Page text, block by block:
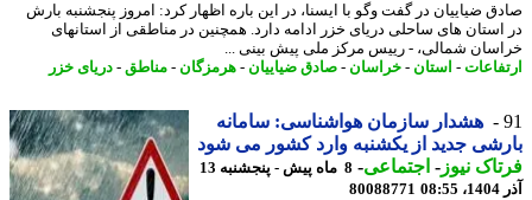
ضیاییان در گفت وگو با ایسنا، در این باره اظهار کرد: امروز پنجشنبه بارش
های ساحلی دریای خزر ادامه دارد. همچنین در مناطقی از استانهای
شمالی، - رییس مرکز ملی پیش بینی ...
-استان-خراسان-صادق ضیاییان-هرمزگان -مناطق-دریای خزر
هشدار سازمان هواشناسی: سامانه
جدید از یکشنبه وارد کشور می شود
نیوز-اجتماعی-
8 ماه پیش - پنجشنبه 13
80088771